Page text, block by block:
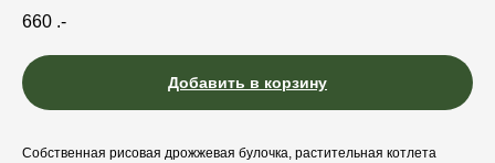
660 .-
Добавить в корзину
Собственная рисовая дрожжевая булочка, растительная котлета